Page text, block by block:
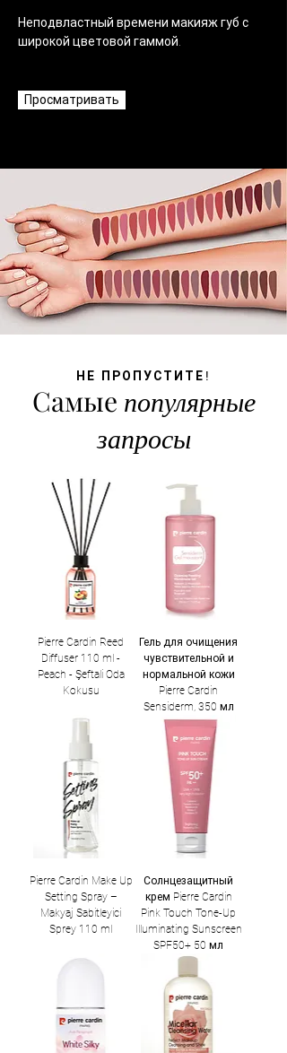
Неподвластный времени макияж губ с
широкой цветовой гаммой.
Просматривать
НЕ ПРОПУСТИТЕ!
Самые популярные
запросы
Pierre Cardin Reed
Diffuser 110 ml -
Peach - Şeftali Oda
Kokusu
Гель для очищения
чувствительной и
нормальной кожи
Pierre Cardin
Sensiderm, 350 мл
Pierre Cardin Make Up
Setting Spray –
Makyaj Sabitleyici
Sprey 110 ml
Солнцезащитный
крем Pierre Cardin
Pink Touch Tone-Up
Illuminating Sunscreen
SPF50+ 50 мл